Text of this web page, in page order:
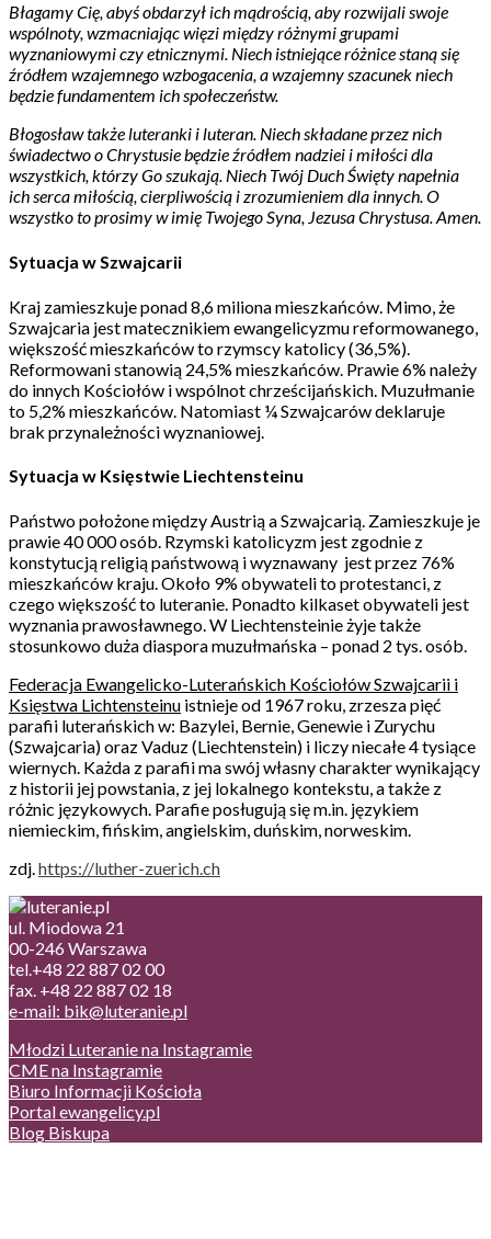
Błagamy Cię, abyś obdarzył ich mądrością, aby rozwijali swoje
wspólnoty, wzmacniając więzi między różnymi grupami
wyznaniowymi czy etnicznymi. Niech istniejące różnice staną się
źródłem wzajemnego wzbogacenia, a wzajemny szacunek niech
będzie fundamentem ich społeczeństw.
Błogosław także luteranki i luteran. Niech składane przez nich
świadectwo o Chrystusie będzie źródłem nadziei i miłości dla
wszystkich, którzy Go szukają. Niech Twój Duch Święty napełnia
ich serca miłością, cierpliwością i zrozumieniem dla innych. O
wszystko to prosimy w imię Twojego Syna, Jezusa Chrystusa. Amen.
Sytuacja w Szwajcarii
Kraj zamieszkuje ponad 8,6 miliona mieszkańców. Mimo, że
Szwajcaria jest matecznikiem ewangelicyzmu reformowanego,
większość mieszkańców to rzymscy katolicy (36,5%).
Reformowani stanowią 24,5% mieszkańców. Prawie 6% należy
do innych Kościołów i wspólnot chrześcijańskich. Muzułmanie
to 5,2% mieszkańców. Natomiast ¼ Szwajcarów deklaruje
brak przynależności wyznaniowej.
Sytuacja w Księstwie Liechtensteinu
Państwo położone między Austrią a Szwajcarią. Zamieszkuje je
prawie 40 000 osób. Rzymski katolicyzm jest zgodnie z
konstytucją religią państwową i wyznawany jest przez 76%
mieszkańców kraju. Około 9% obywateli to protestanci, z
czego większość to luteranie. Ponadto kilkaset obywateli jest
wyznania prawosławnego. W Liechtensteinie żyje także
stosunkowo duża diaspora muzułmańska – ponad 2 tys. osób.
Federacja Ewangelicko-Luterańskich Kościołów Szwajcarii i
Księstwa Lichtensteinu istnieje od 1967 roku, zrzesza pięć
parafii luterańskich w: Bazylei, Bernie, Genewie i Zurychu
(Szwajcaria) oraz Vaduz (Liechtenstein) i liczy niecałe 4 tysiące
wiernych. Każda z parafii ma swój własny charakter wynikający
z historii jej powstania, z jej lokalnego kontekstu, a także z
różnic językowych. Parafie posługują się m.in. językiem
niemieckim, fińskim, angielskim, duńskim, norweskim.
zdj.https://luther-zuerich.ch
ul. Miodowa 21
00-246 Warszawa
tel.+48 22 887 02 00
fax. +48 22 887 02 18
e-mail: bik@luteranie.pl
Młodzi Luteranie na Instagramie
CME na Instagramie
Biuro Informacji Kościoła
Portal ewangelicy.pl
Blog Biskupa